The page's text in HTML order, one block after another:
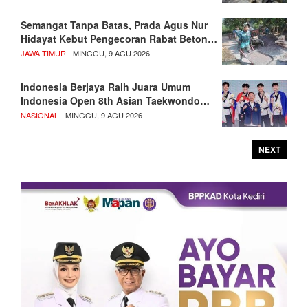
Semangat Tanpa Batas, Prada Agus Nur
Hidayat Kebut Pengecoran Rabat Beton…
JAWA TIMUR- MINGGU, 9 AGU 2026
Indonesia Berjaya Raih Juara Umum
Indonesia Open 8th Asian Taekwondo…
NASIONAL- MINGGU, 9 AGU 2026
NEXT